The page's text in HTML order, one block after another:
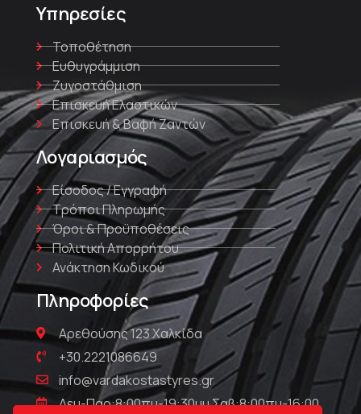
Υπηρεσίες
Τοποθέτηση
Ευθυγράμμιση
Ζυγοστάθμιση
Επισκευή Ελαστικών
Επισκευή & Βαφή Ζαντών
Λογαριασμός
Είσοδος / Εγγραφή
Τρόποι Πληρωμής
Όροι & Προϋποθέσεις
Πολιτική Απορρήτου
Ανάκτηση Κωδικού
Πληροφορίες
Αρεθούσης 123 Χαλκίδα
+30.2221086649
info@vardakostastyres.gr
Δευ-Παρ:8:00πμ-19:30μμ Σαβ:8:00πμ-16:00